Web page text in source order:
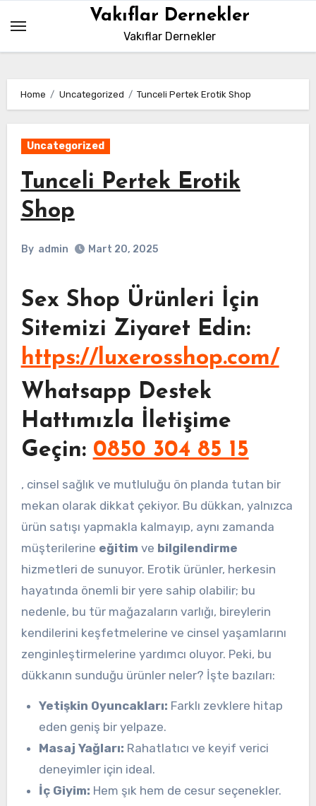
content
Vakıflar Dernekler
Vakıflar Dernekler
Home Uncategorized Tunceli Pertek Erotik Shop
Uncategorized
Tunceli Pertek Erotik
Shop
By admin Mart 20, 2025
Sex Shop Ürünleri İçin
Sitemizi Ziyaret Edin:
https://luxerosshop.com/
Whatsapp Destek
Hattımızla İletişime
Geçin: 0850 304 85 15
, cinsel sağlık ve mutluluğu ön planda tutan bir
mekan olarak dikkat çekiyor. Bu dükkan, yalnızca
ürün satışı yapmakla kalmayıp, aynı zamanda
müşterilerine eğitim ve bilgilendirme
hizmetleri de sunuyor. Erotik ürünler, herkesin
hayatında önemli bir yere sahip olabilir; bu
nedenle, bu tür mağazaların varlığı, bireylerin
kendilerini keşfetmelerine ve cinsel yaşamlarını
zenginleştirmelerine yardımcı oluyor. Peki, bu
dükkanın sunduğu ürünler neler? İşte bazıları:
Yetişkin Oyuncakları: Farklı zevklere hitap
eden geniş bir yelpaze.
Masaj Yağları: Rahatlatıcı ve keyif verici
deneyimler için ideal.
İç Giyim: Hem şık hem de cesur seçenekler.